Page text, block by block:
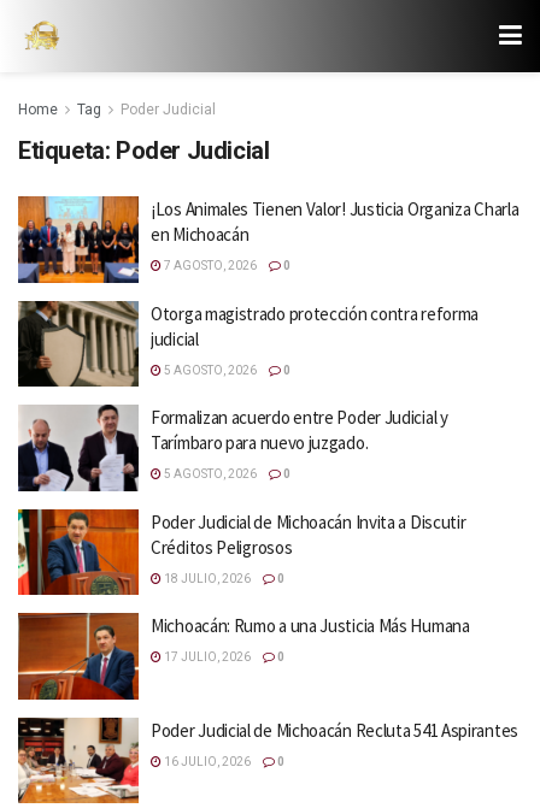
Home Tag Poder Judicial
Etiqueta: Poder Judicial
¡Los Animales Tienen Valor! Justicia Organiza Charla
en Michoacán
7 AGOSTO, 2026 0
Otorga magistrado protección contra reforma
judicial
5 AGOSTO, 2026 0
Formalizan acuerdo entre Poder Judicial y
Tarímbaro para nuevo juzgado.
5 AGOSTO, 2026 0
Poder Judicial de Michoacán Invita a Discutir
Créditos Peligrosos
18 JULIO, 2026 0
Michoacán: Rumo a una Justicia Más Humana
17 JULIO, 2026 0
Poder Judicial de Michoacán Recluta 541 Aspirantes
16 JULIO, 2026 0